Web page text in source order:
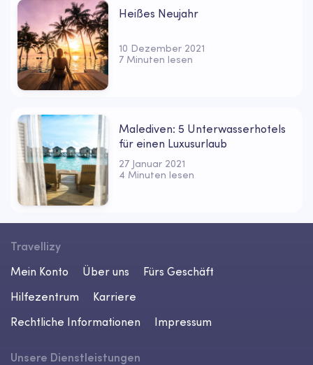
Heißes Neujahr
10 Dezember 2021
7 Minuten lesen
Malediven: 5 Unterwasserhotels
für einen Luxusurlaub
27 Januar 2021
4 Minuten lesen
Travellizy
Mein Konto
Über uns
Fürs Geschäft
Hilfezentrum
Karriere
Rechtliche Informationen
Impressum
Unsere Dienstleistungen